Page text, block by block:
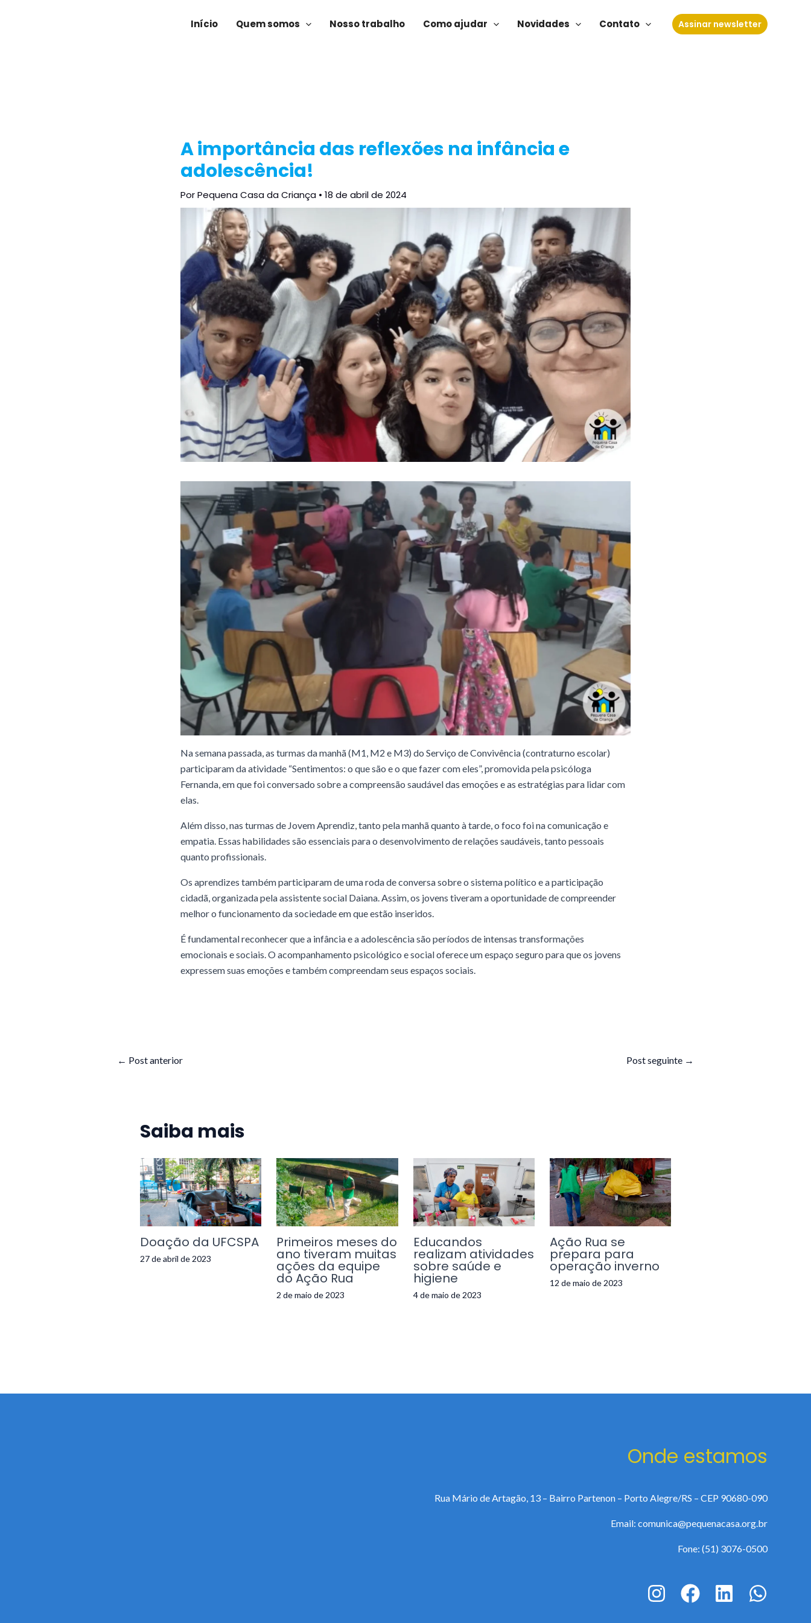
Início Quem somos Nosso trabalho Como ajudar Novidades Contato Assinar newsletter
A importância das reflexões na infância e
adolescência!
PorPequena Casa da Criança • 18 de abril de 2024
Na semana passada, as turmas da manhã (M1, M2 e M3) do Serviço de Convivência (contraturno escolar)
participaram da atividade “Sentimentos: o que são e o que fazer com eles”, promovida pela psicóloga
Fernanda, em que foi conversado sobre a compreensão saudável das emoções e as estratégias para lidar com
elas.
Além disso, nas turmas de Jovem Aprendiz, tanto pela manhã quanto à tarde, o foco foi na comunicação e
empatia. Essas habilidades são essenciais para o desenvolvimento de relações saudáveis, tanto pessoais
quanto profissionais.
Os aprendizes também participaram de uma roda de conversa sobre o sistema político e a participação
cidadã, organizada pela assistente social Daiana. Assim, os jovens tiveram a oportunidade de compreender
melhor o funcionamento da sociedade em que estão inseridos.
É fundamental reconhecer que a infância e a adolescência são períodos de intensas transformações
emocionais e sociais. O acompanhamento psicológico e social oferece um espaço seguro para que os jovens
expressem suas emoções e também compreendam seus espaços sociais.
← Post anterior Post seguinte →
Saiba mais
Doação da UFCSPA
27 de abril de 2023
Primeiros meses do
ano tiveram muitas
ações da equipe
do Ação Rua
2 de maio de 2023
Educandos
realizam atividades
sobre saúde e
higiene
4 de maio de 2023
Ação Rua se
prepara para
operação inverno
12 de maio de 2023
Onde estamos
Rua Mário de Artagão, 13 – Bairro Partenon – Porto Alegre/RS – CEP 90680-090
Email: comunica@pequenacasa.org.br
Fone: (51) 3076-0500